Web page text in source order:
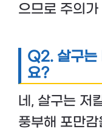
으므로 주의
Q2. 살구는
요?
네, 살구는 저
풍부해 포만